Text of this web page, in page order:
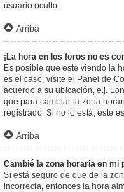
usuario oculto.
Arriba
¡La hora en los foros no es
Es posible que esté viendo la
es el caso, visite el Panel de
acuerdo a su ubicación, e.j.
que para cambiar la zona
registrado. Si no lo está, este
Arriba
Cambié la zona horaria en mi
Si está seguro de que de la
incorrecta, entonces la hora